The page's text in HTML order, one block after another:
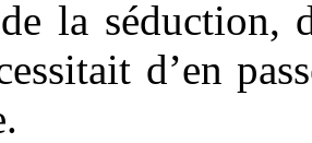
la séduction,
d’en